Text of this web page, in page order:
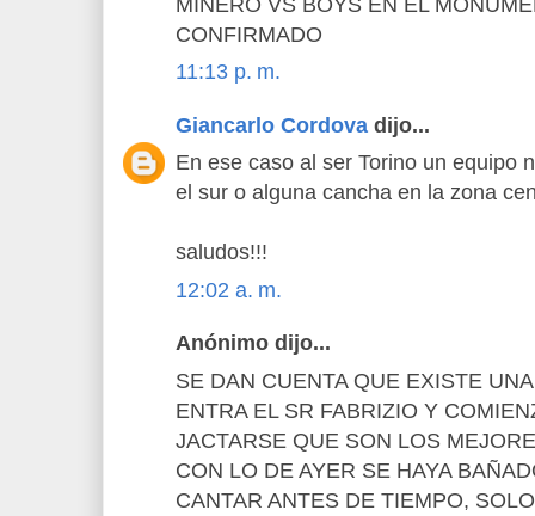
CONFIRMADO
11:13 p. m.
Giancarlo Cordova dijo...
En ese caso al ser Torino un equipo
el sur o alguna cancha en la zona
saludos!!!
12:02 a. m.
Anónimo dijo...
SE DAN CUENTA QUE EXISTE
ENTRA EL SR FABRIZIO Y
JACTARSE QUE SON LOS
CON LO DE AYER SE HAYA
CANTAR ANTES DE TIEMPO,